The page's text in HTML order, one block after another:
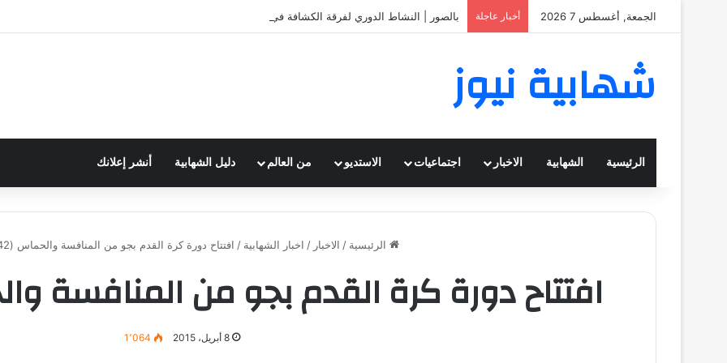
الجمعة, أغسطس 7 2026 أخبار عاجلة بالصور | المرشدات في يوم كشفي حافل بالأنشطة في فوج الإمام الصادق(ع)_الشهابية
شهابية نيوز
الرئيسية الشهابية الاخبار اجتماعيات الاستديو من العالم دليل الشهابية أنشر إعلانك
الرئيسية / الاخبار / اخبار الشهابية / افتتاح دورة كرة القدم بجو من المنافسة والحماس (42 صورة)
افتتاح دورة كرة القدم بجو من المنافسة
8 أبريل، 2015 1٬064